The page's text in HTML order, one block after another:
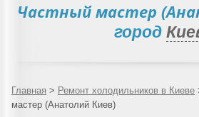
Частный мастер
город
Главная > Ремонт холодильников в Киеве
мастер (Анатолий Киев)